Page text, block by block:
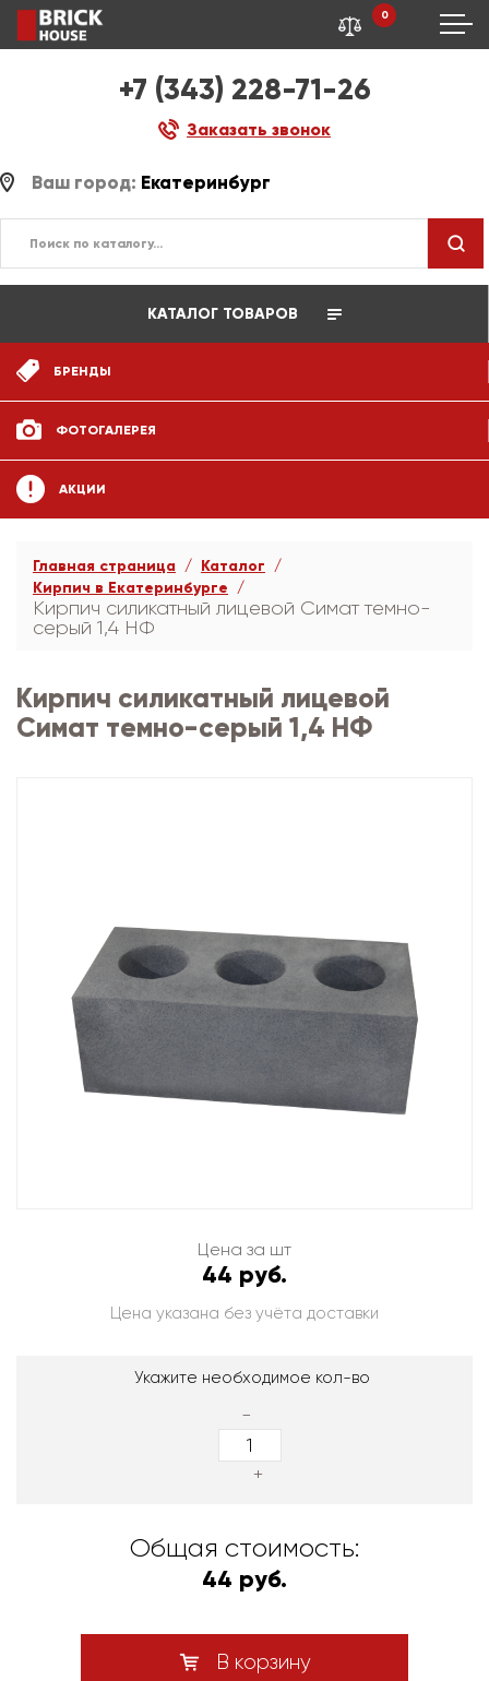
+7 (343) 228-71-26
Заказать звонок
0
Ваш город: Екатеринбург
КАТАЛОГ ТОВАРОВ
БРЕНДЫ
ФОТОГАЛЕРЕЯ
АКЦИИ
Главная страница
Каталог
Кирпич в Екатеринбурге
Кирпич силикатный лицевой Симат темно-
серый 1,4 НФ
Кирпич силикатный лицевой
Симат темно-серый 1,4 НФ
Цена за шт
44 руб.
Цена указана без учёта доставки
Укажите необходимое кол-во
-
+
Общая стоимость:
44 руб.
В корзину